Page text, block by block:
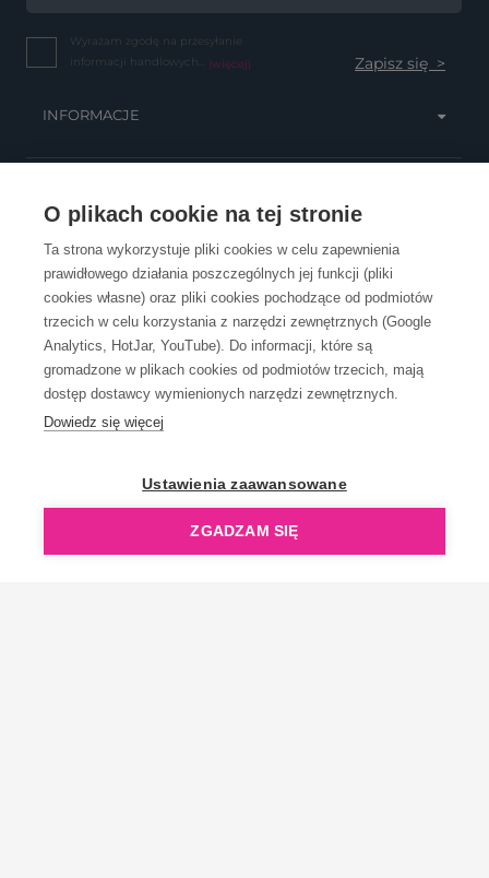
O plikach cookie na tej stronie
Ta strona wykorzystuje pliki cookies w celu zapewnienia
prawidłowego działania poszczególnych jej funkcji (pliki
cookies własne) oraz pliki cookies pochodzące od podmiotów
trzecich w celu korzystania z narzędzi zewnętrznych (Google
Analytics, HotJar, YouTube). Do informacji, które są
gromadzone w plikach cookies od podmiotów trzecich, mają
dostęp dostawcy wymienionych narzędzi zewnętrznych.
Dowiedz się więcej
Ustawienia zaawansowane
ZGADZAM SIĘ
Wyrażam zgodę na przesyłanie
informacji handlowych... (więcej)
INFORMACJE
OBSŁUGA KLIENTA
KONTAKT
OpenGift jest częścią ReflectGroup.